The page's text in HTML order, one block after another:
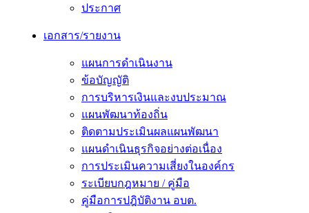
ประกาศ
เอกสาร/รายงาน
แผนการดำเนินงาน
ข้อบัญญัติ
การบริหารเงินและงบประมาณ
แผนพัฒนาท้องถิ่น
ติดตามประเมินผลแผนพัฒนา
แผนดำเนินธุรกิจอย่างต่อเนื่อง
การประเมินความเสี่ยงในองค์กร
ระเบียบกฎหมาย / คู่มือ
คู่มือการปฎิบัติงาน อบต.